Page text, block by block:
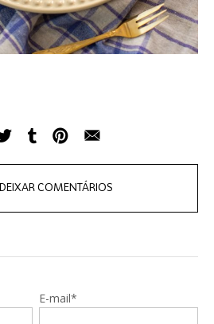
DEIXAR COMENTÁRIOS
E-mail*